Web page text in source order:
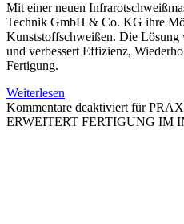
Mit einer neuen
Technik GmbH & Co. KG ihre
Kunststoffschweißen. Die
und verbessert Effizienz,
Fertigung.
Weiterlesen
Kommentare deaktiviert für
ERWEITERT FERTIGUNG IM